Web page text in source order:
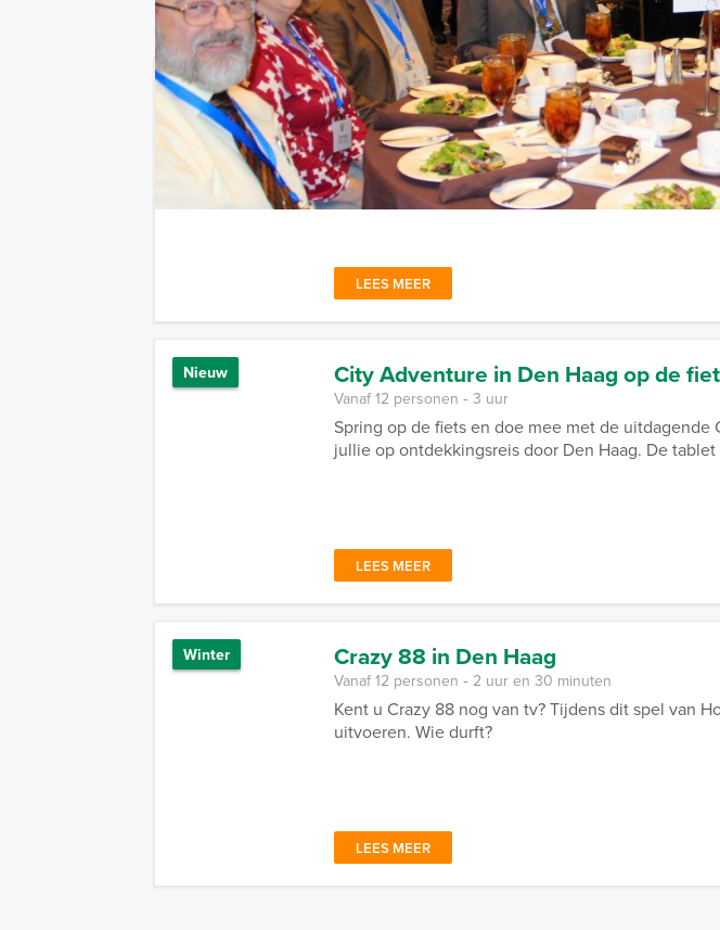
Combineer dit uitje met:
Old Den Haag
Vanaf 12 personen ‐ 2 uur en 30 minuten
Hofstad Events brengt u naar de oudste plekjes
bezienswaardigheden van de stad.
LEES MEER
City Adventure in Den Haag op de
Nieuw
Vanaf 12 personen ‐ 3 uur
Spring op de fiets en doe mee met de
jullie op ontdekkingsreis door Den Haag. De tablet
LEES MEER
Crazy 88 in Den Haag
Winter
Vanaf 12 personen ‐ 2 uur en 30 minuten
Kent u Crazy 88 nog van tv? Tijdens dit spel van
uitvoeren. Wie durft?
LEES MEER